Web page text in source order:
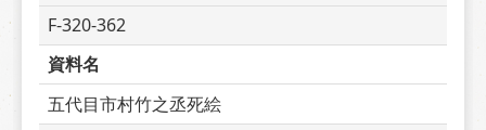
F-320-362
資料名
五代目市村竹之丞死絵